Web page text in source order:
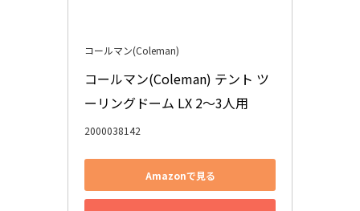
コールマン(Coleman)
コールマン(Coleman) テント ツ
ーリングドーム LX 2～3人用
2000038142
Amazonで見る